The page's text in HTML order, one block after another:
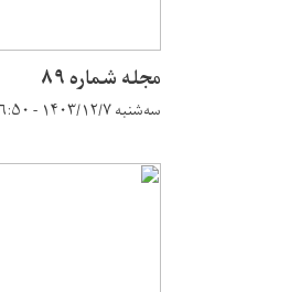
مجله شماره ۸۹
سه‌شنبه ۱۴۰۳/۱۲/۷ - ۱۶:۵۰